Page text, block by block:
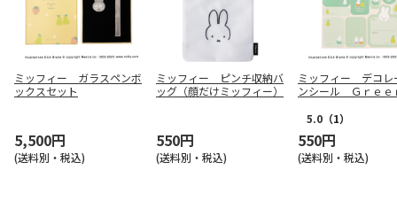
ミッフィー ガラスペンボ
ックスセット
5,500円
(送料別・税込)
ミッフィー ピンチ収納バ
ッグ（顔だけミッフィー）
550円
(送料別・税込)
ミッフィー デコレ
ンシール Ｇｒｅｅ
5.0 （1）
550円
(送料別・税込)